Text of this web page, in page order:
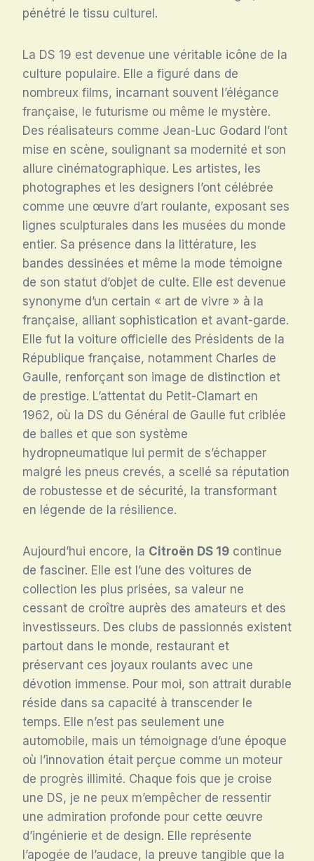
pénétré le tissu culturel.
La DS 19 est devenue une véritable icône de la
culture populaire. Elle a figuré dans de
nombreux films, incarnant souvent l’élégance
française, le futurisme ou même le mystère.
Des réalisateurs comme Jean-Luc Godard l’ont
mise en scène, soulignant sa modernité et son
allure cinématographique. Les artistes, les
photographes et les designers l’ont célébrée
comme une œuvre d’art roulante, exposant ses
lignes sculpturales dans les musées du monde
entier. Sa présence dans la littérature, les
bandes dessinées et même la mode témoigne
de son statut d’objet de culte. Elle est devenue
synonyme d’un certain « art de vivre » à la
française, alliant sophistication et avant-garde.
Elle fut la voiture officielle des Présidents de la
République française, notamment Charles de
Gaulle, renforçant son image de distinction et
de prestige. L’attentat du Petit-Clamart en
1962, où la DS du Général de Gaulle fut criblée
de balles et que son système
hydropneumatique lui permit de s’échapper
malgré les pneus crevés, a scellé sa réputation
de robustesse et de sécurité, la transformant
en légende de la résilience.
Aujourd’hui encore, la Citroën DS 19 continue
de fasciner. Elle est l’une des voitures de
collection les plus prisées, sa valeur ne
cessant de croître auprès des amateurs et des
investisseurs. Des clubs de passionnés existent
partout dans le monde, restaurant et
préservant ces joyaux roulants avec une
dévotion immense. Pour moi, son attrait durable
réside dans sa capacité à transcender le
temps. Elle n’est pas seulement une
automobile, mais un témoignage d’une époque
où l’innovation était perçue comme un moteur
de progrès illimité. Chaque fois que je croise
une DS, je ne peux m’empêcher de ressentir
une admiration profonde pour cette œuvre
d’ingénierie et de design. Elle représente
l’apogée de l’audace, la preuve tangible que la